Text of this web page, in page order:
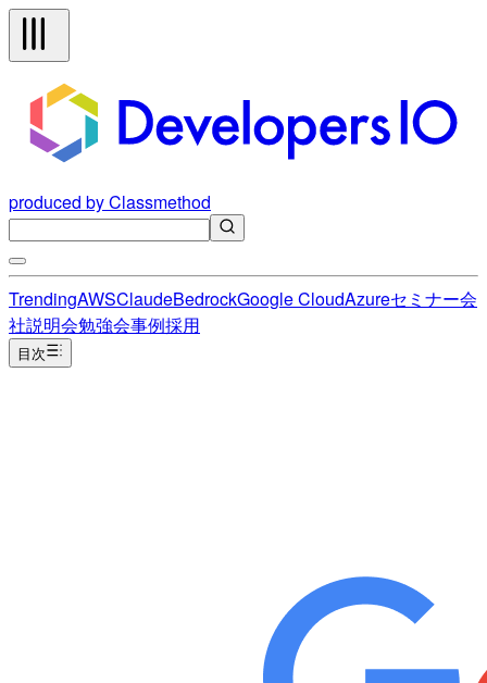
produced by Classmethod
TrendingAWSClaudeBedrockGoogle CloudAzureセミナー会
社説明会勉強会事例採用
目次